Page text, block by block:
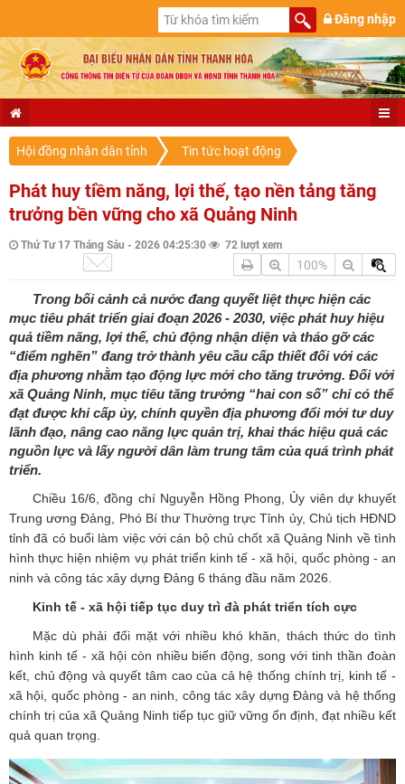
Đăng nhập
Hội đồng nhân dân tỉnh Tin tức hoạt động
Phát huy tiềm năng, lợi thế, tạo nền tảng tăng
trưởng bền vững cho xã Quảng Ninh
Thứ Tư 17 Tháng Sáu - 2026 04:25:30 72 lượt xem
100%
Trong bối cảnh cả nước đang quyết liệt thực hiện các
mục tiêu phát triển giai đoạn 2026 - 2030, việc phát huy hiệu
quả tiềm năng, lợi thế, chủ động nhận diện và tháo gỡ các
“điểm nghẽn” đang trở thành yêu cầu cấp thiết đối với các
địa phương nhằm tạo động lực mới cho tăng trưởng. Đối với
xã Quảng Ninh, mục tiêu tăng trưởng “hai con số” chỉ có thể
đạt được khi cấp ủy, chính quyền địa phương đổi mới tư duy
lãnh đạo, nâng cao năng lực quản trị, khai thác hiệu quả các
nguồn lực và lấy người dân làm trung tâm của quá trình phát
triển.
Chiều 16/6, đồng chí Nguyễn Hồng Phong, Ủy viên dự khuyết
Trung ương Đảng, Phó Bí thư Thường trực Tỉnh ủy, Chủ tịch HĐND
tỉnh đã có buổi làm việc với cán bộ chủ chốt xã Quảng Ninh về tình
hình thực hiện nhiệm vụ phát triển kinh tế - xã hội, quốc phòng - an
ninh và công tác xây dựng Đảng 6 tháng đầu năm 2026.
Kinh tế - xã hội tiếp tục duy trì đà phát triển tích cực
Mặc dù phải đối mặt với nhiều khó khăn, thách thức do tình
hình kinh tế - xã hội còn nhiều biến động, song với tinh thần đoàn
kết, chủ động và quyết tâm cao của cả hệ thống chính trị, kinh tế -
xã hội, quốc phòng - an ninh, công tác xây dựng Đảng và hệ thống
chính trị của xã Quảng Ninh tiếp tục giữ vững ổn định, đạt nhiều kết
quả quan trọng.